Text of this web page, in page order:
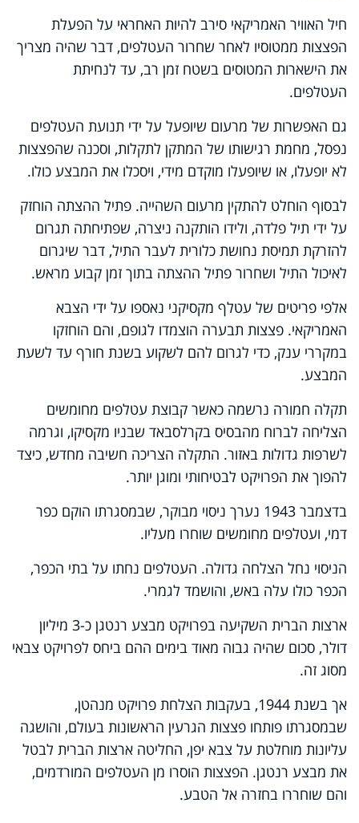
חיל האוויר האמריקאי סירב להיות האחראי על הפעלת
הפצצות ממטוסיו לאחר שחרור העטלפים, דבר שהיה מצריך
את הישארות המטוסים בשטח זמן רב, עד לנחיתת
העטלפים.
גם האפשרות של מרעום שיופעל על ידי תנועת העטלפים
נפסל, מחמת רגישותו של המתקן לתקלות, וסכנה שהפצצות
לא יופעלו, או שיופעלו מוקדם מידי, ויסכלו את המבצע כולו.
לבסוף הוחלט להתקין מרעום השהייה. פתיל ההצתה הוחזק
על ידי תיל פלדה, ולידו הותקנה ניצרה, שפתיחתה תגרום
להזרקת תמיסת נחושת כלורית לעבר התיל, דבר שיגרום
לאיכול התיל ושחרור פתיל ההצתה בתוך זמן קבוע מראש.
אלפי פריטים של עטלף מקסיקני נאספו על ידי הצבא
האמריקאי. פצצות תבערה הוצמדו לגופם, והם הוחזקו
במקררי ענק, כדי לגרום להם לשקוע בשנת חורף עד לשעת
המבצע.
תקלה חמורה נרשמה כאשר קבוצת עטלפים מחומשים
הצליחה לברוח מהבסיס בקרלסבאד שבניו מקסיקו, וגרמה
לשרפות גדולות באזור. התקלה הצריכה חשיבה מחדש, כיצד
להפוך את הפרויקט לבטיחותי ומוגן יותר.
בדצמבר 1943 נערך ניסוי מבוקר, שבמסגרתו הוקם כפר
דמי, ועטלפים מחומשים שוחרו מעליו.
הניסוי נחל הצלחה גדולה. העטלפים נחתו על בתי הכפר,
הכפר כולו עלה באש, והושמד לגמרי.
ארצות הברית השקיעה בפרויקט מבצע רנטגן כ-3 מיליון
דולר, סכום שהיה גבוה מאוד בימים ההם ביחס לפרויקט צבאי
מסוג זה.
אך בשנת 1944, בעקבות הצלחת פרויקט מנהטן,
שבמסגרתו פותחו פצצות הגרעין הראשונות בעולם, והושגה
עליונות מוחלטת על צבא יפן, החליטה ארצות הברית לבטל
את מבצע רנטגן. הפצצות הוסרו מן העטלפים המורדמים,
והם שוחררו בחזרה אל הטבע.